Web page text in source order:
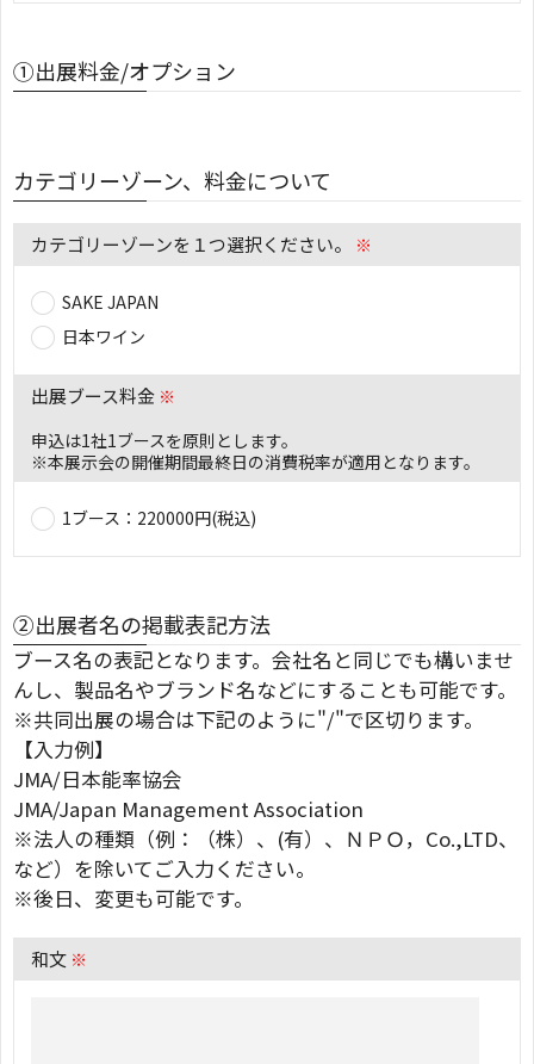
①出展料金/オプション
カテゴリーゾーン、料金について
カテゴリーゾーンを１つ選択ください。 ※
SAKE JAPAN
日本ワイン
出展ブース料金 ※
申込は1社1ブースを原則とします。
※本展示会の開催期間最終日の消費税率が適用となります。
1ブース：220000円(税込)
②出展者名の掲載表記方法
ブース名の表記となります。会社名と同じでも構いませ
んし、製品名やブランド名などにすることも可能です。
※共同出展の場合は下記のように"/"で区切ります。
【入力例】
JMA/日本能率協会
JMA/Japan Management Association
※法人の種類（例：（株）、(有）、ＮＰＯ，Co.,LTD、
など）を除いてご入力ください。
※後日、変更も可能です。
和文 ※